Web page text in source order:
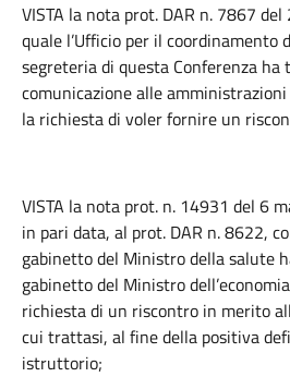
VISTA la nota prot. DAR n. 7867
quale l’Ufficio per il
segreteria di questa Conferenza ha
comunicazione alle
la richiesta di voler fornire un
VISTA la nota prot. n. 14931 del 6
in pari data, al prot. DAR n. 8622,
gabinetto del Ministro della salute
gabinetto del Ministro
richiesta di un riscontro in merito
cui trattasi, al fine della positiva
istruttorio;